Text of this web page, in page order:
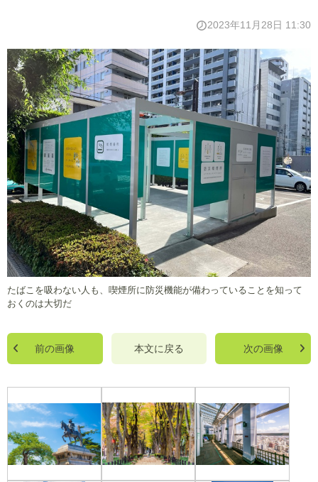
2023年11月28日 11:30
たばこを吸わない人も、喫煙所に防災機能が備わっていることを知って
おくのは大切だ
前の画像 本文に戻る 次の画像